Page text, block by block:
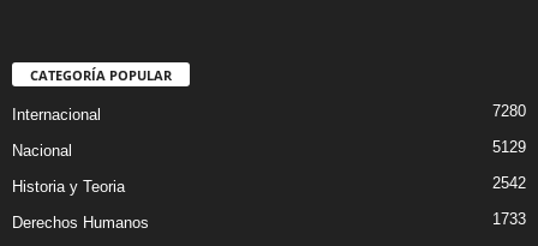
CATEGORÍA POPULAR
Internacional 7280
Nacional 5129
Historia y Teoria 2542
Derechos Humanos 1733